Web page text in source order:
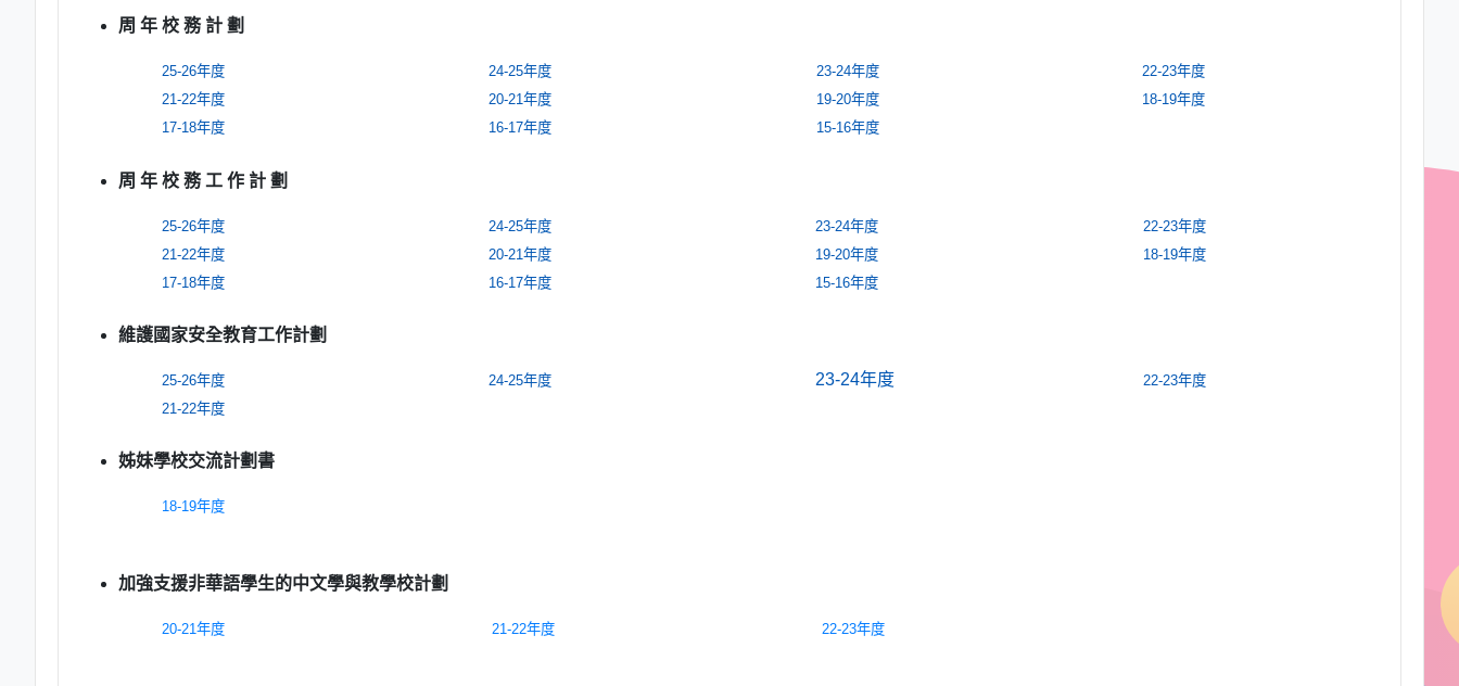
周 年 校 務 計 劃
25-26年度 24-25年度 23-24年度
22-23年度
21-22年度
20-21年度 19-20年度
18-19年度
17-18年度
16-17年度 15-16年度
周 年 校 務 工 作 計 劃
25-26年度 24-25年度 23-24年度
22-23年度
21-22年度
20-21年度 19-20年度
18-19年度
17-18年度
16-17年度 15-16年度
維護國家安全教育工作計劃
25-26年度 24-25年度 23-24年度
22-23年度
21-22年度
姊妹學校交流計劃書
18-19年度
加強支援非華語學生的中文學與教學校計劃
20-21年度 21-22年度 22-23年度